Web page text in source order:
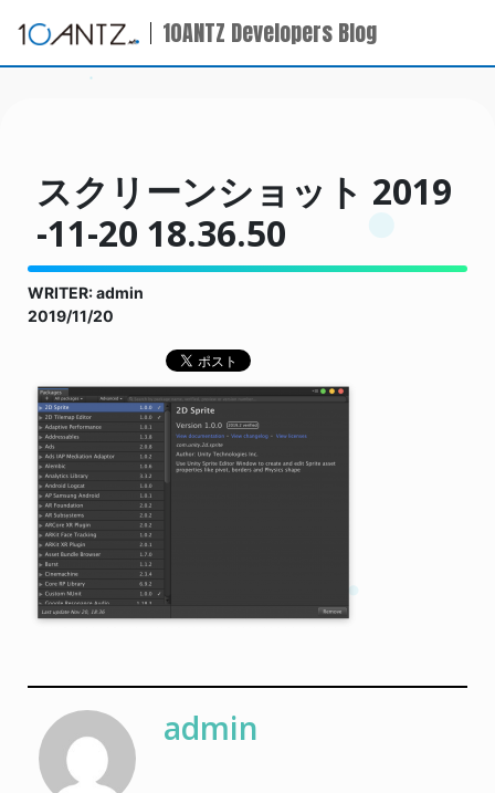
10ANTZ Developers Blog
スクリーンショット 2019
-11-20 18.36.50
WRITER: admin
2019/11/20
admin